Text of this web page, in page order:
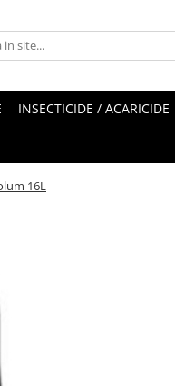
INSECTICIDE / ACARICIDE
16L